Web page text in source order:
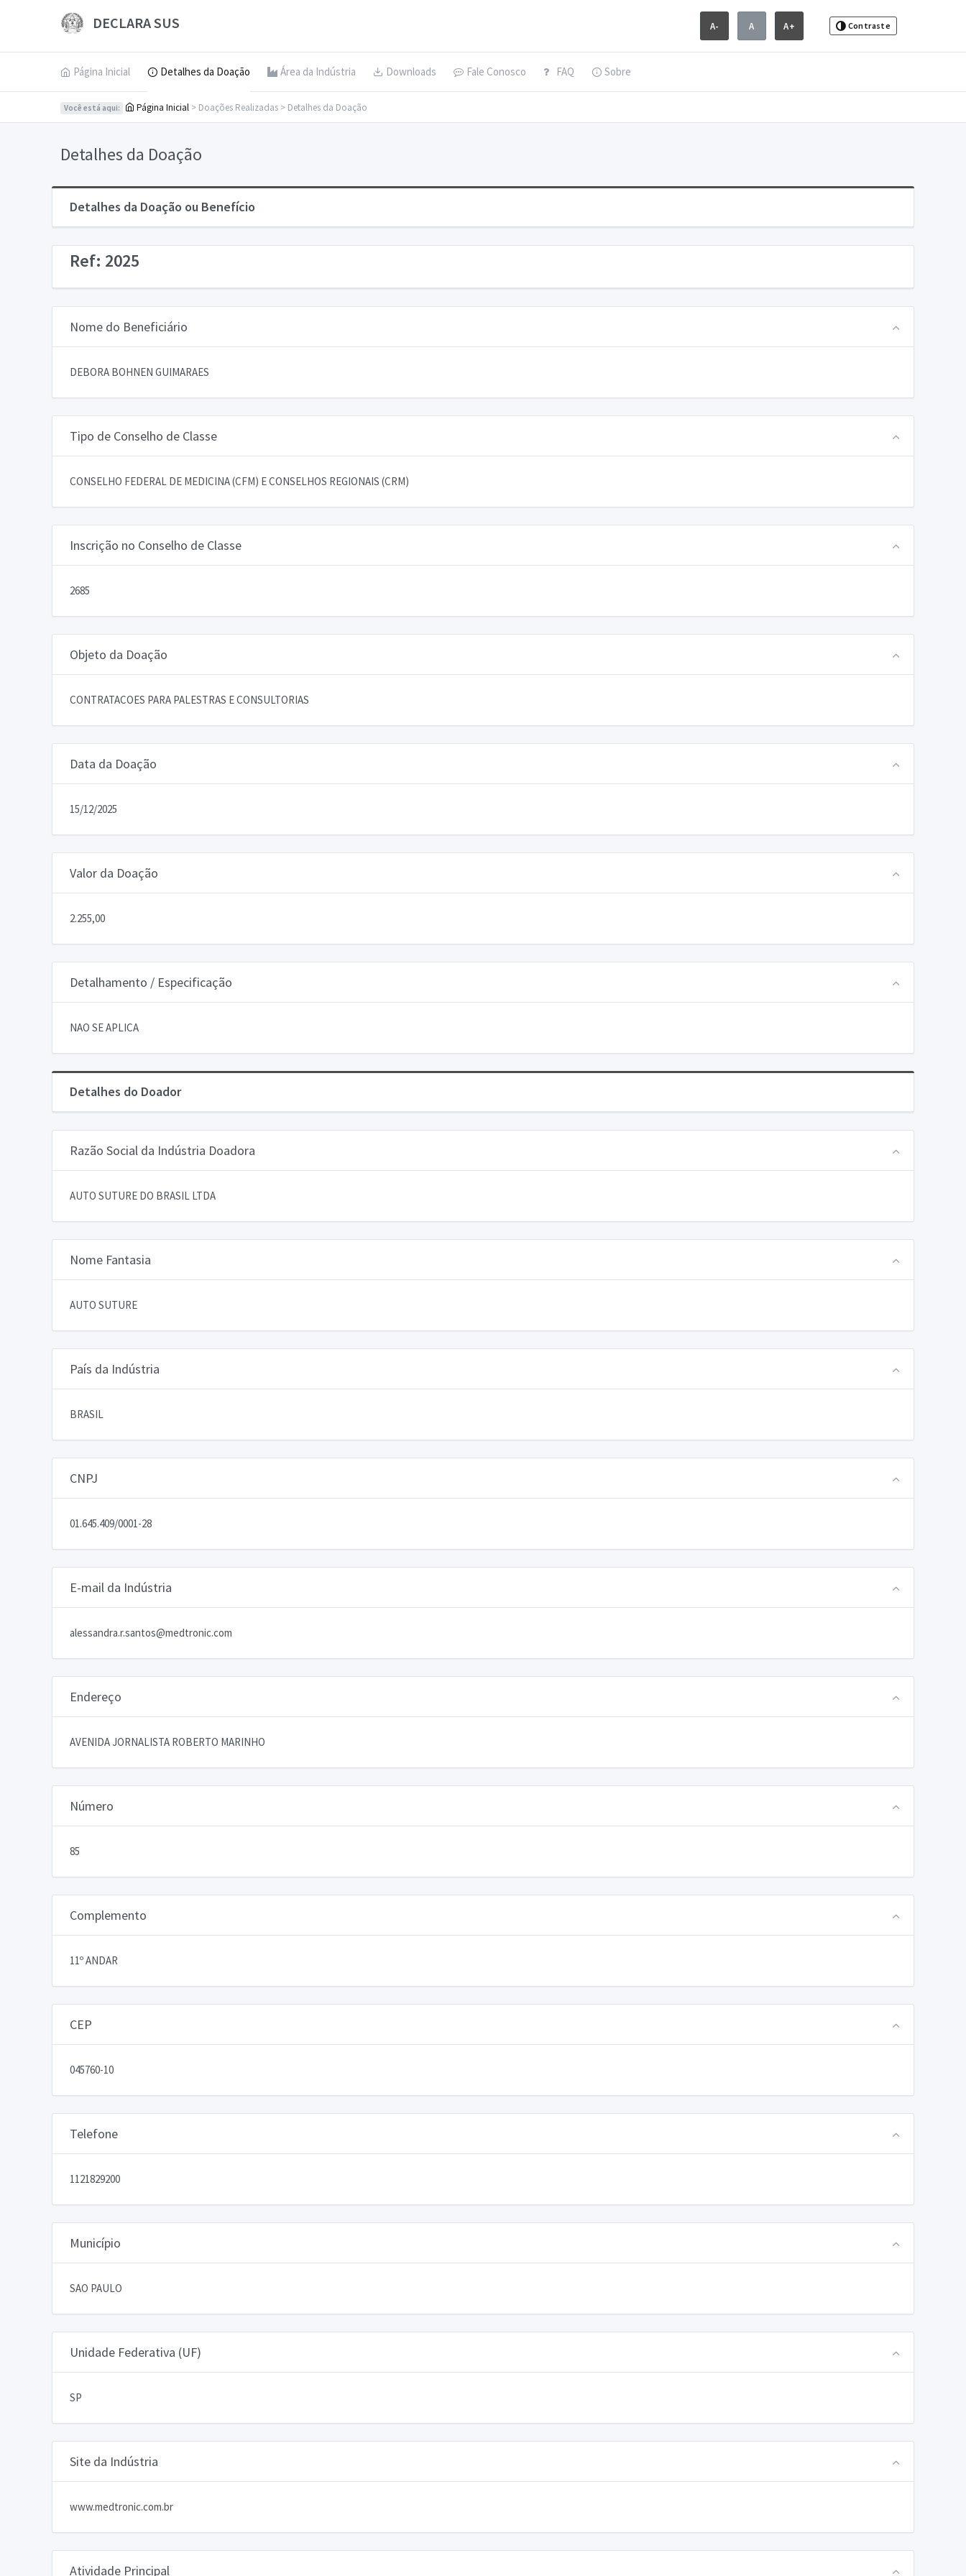
DECLARA SUS A- A A+ Contraste
Página Inicial Detalhes da Doação Área da Indústria Downloads Fale Conosco FAQ Sobre
Você está aqui: Página Inicial > Doações Realizadas > Detalhes da Doação
Detalhes da Doação
Detalhes da Doação ou Benefício
Ref: 2025
Nome do Beneficiário
DEBORA BOHNEN GUIMARAES
Tipo de Conselho de Classe
CONSELHO FEDERAL DE MEDICINA (CFM) E CONSELHOS REGIONAIS (CRM)
Inscrição no Conselho de Classe
2685
Objeto da Doação
CONTRATACOES PARA PALESTRAS E CONSULTORIAS
Data da Doação
15/12/2025
Valor da Doação
2.255,00
Detalhamento / Especificação
NAO SE APLICA
Detalhes do Doador
Razão Social da Indústria Doadora
AUTO SUTURE DO BRASIL LTDA
Nome Fantasia
AUTO SUTURE
País da Indústria
BRASIL
CNPJ
01.645.409/0001-28
E-mail da Indústria
alessandra.r.santos@medtronic.com
Endereço
AVENIDA JORNALISTA ROBERTO MARINHO
Número
85
Complemento
11º ANDAR
CEP
045760-10
Telefone
1121829200
Município
SAO PAULO
Unidade Federativa (UF)
SP
Site da Indústria
www.medtronic.com.br
Atividade Principal